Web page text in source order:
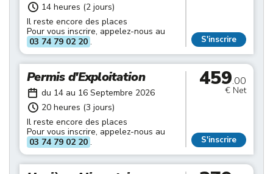
14 heures (2 jours)
Il reste encore des places
Pour vous inscrire, appelez-nous au
03 74 79 02 20 . S'inscrire
Permis d'Exploitation
du 14 au 16 Septembre 2026
20 heures (3 jours)
Il reste encore des places
Pour vous inscrire, appelez-nous au
03 74 79 02 20 .
459.00
€ Net
S'inscrire